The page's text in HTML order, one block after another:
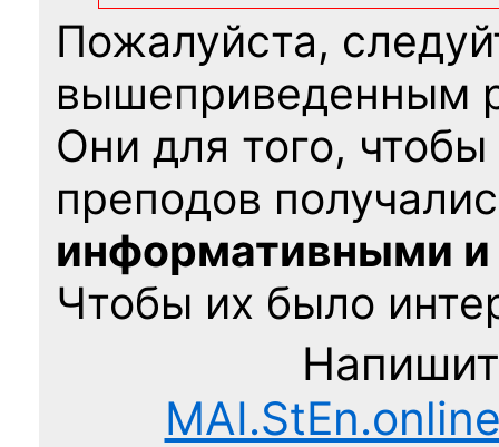
Пожалуйста,
вышеприведенным
Они для того,
преподов
информативными
Чтобы их было